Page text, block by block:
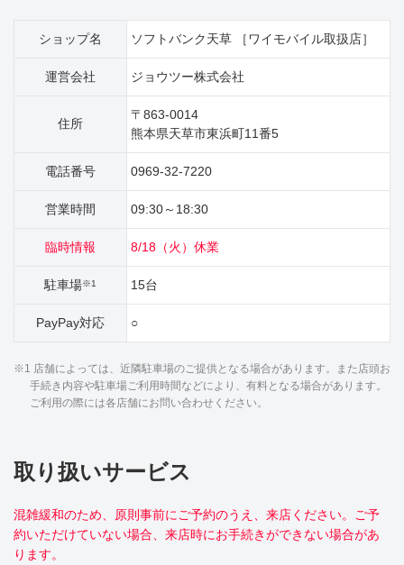
ショップ名 ソフトバンク天草 ［ワイモバイル取扱店］
運営会社 ジョウツー株式会社
住所
〒863-0014
熊本県天草市東浜町11番5
電話番号 0969-32-7220
営業時間 09:30～18:30
臨時情報 8/18（火）休業
駐車場※1 15台
PayPay対応 ○
※1 店舗によっては、近隣駐車場のご提供となる場合があります。また店頭お
手続き内容や駐車場ご利用時間などにより、有料となる場合があります。
ご利用の際には各店舗にお問い合わせください。
取り扱いサービス
混雑緩和のため、原則事前にご予約のうえ、来店ください。ご予
約いただけていない場合、来店時にお手続きができない場合があ
ります。